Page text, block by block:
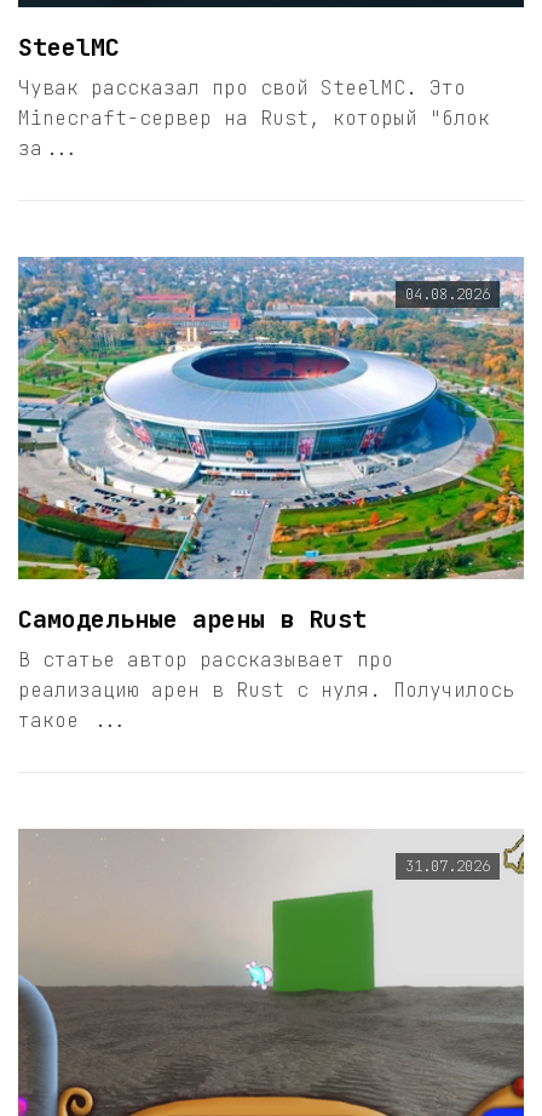
SteelMC
Чувак рассказал про свой SteelMC. Это
Minecraft-сервер на Rust, который "блок
за...
04.08.2026
Самодельные арены в Rust
В статье автор рассказывает про
реализацию арен в Rust с нуля. Получилось
такое ...
31.07.2026